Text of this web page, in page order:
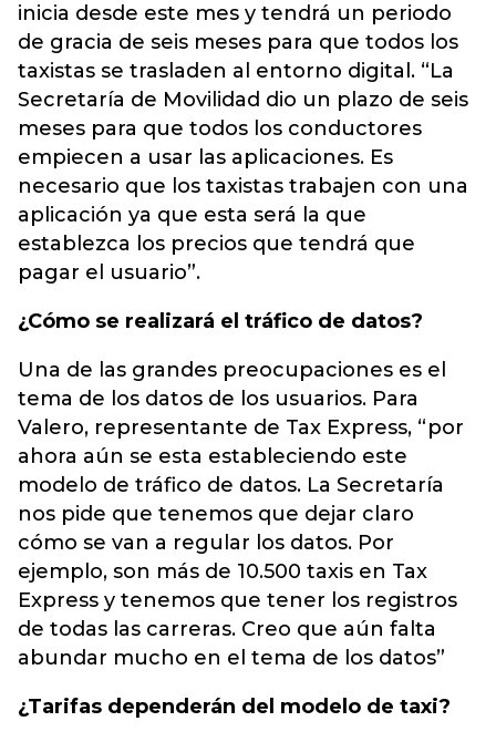
inicia desde este mes y tendrá un periodo
de gracia de seis meses para que todos los
taxistas se trasladen al entorno digital. “La
Secretaría de Movilidad dio un plazo de seis
meses para que todos los conductores
empiecen a usar las aplicaciones. Es
necesario que los taxistas trabajen con una
aplicación ya que esta será la que
establezca los precios que tendrá que
pagar el usuario”.
¿Cómo se realizará el tráfico de datos?
Una de las grandes preocupaciones es el
tema de los datos de los usuarios. Para
Valero, representante de Tax Express, “por
ahora aún se esta estableciendo este
modelo de tráfico de datos. La Secretaría
nos pide que tenemos que dejar claro
cómo se van a regular los datos. Por
ejemplo, son más de 10.500 taxis en Tax
Express y tenemos que tener los registros
de todas las carreras. Creo que aún falta
abundar mucho en el tema de los datos”
¿Tarifas dependerán del modelo de taxi?